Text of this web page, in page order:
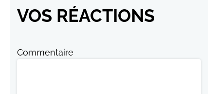
VOS RÉACTIONS
Commentaire